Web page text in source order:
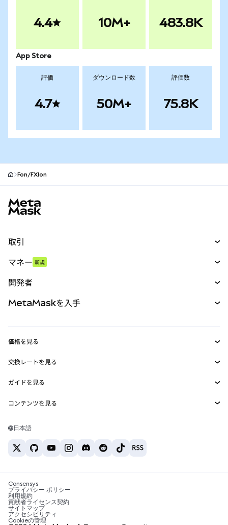
4.4 10M+ 483.8K
App Store
評価
4.7
ダウンロード数
50M+
評価数
75.8K
Fon/FXIon
取引
パーペチュアル
RWA
マネー 新規
開発者
MetaMask Connect
Snaps
Web3サービス
MetaMaskを入手
セキュリティ
サポート
キャリア
お問い合わせ
価格を見る
イーサリアムの価格
Solanaの価格
Tetherの価格
交換レートを見る
ETH→USD
USDT→INR
BTC→INR
ETH→USDT
ガイドを見る
ETHの購入
USDTの購入
SHIBの購入
BNBの購入
コンテンツを見る
Solanaウォレット
税制関連ニュース
暗号資産の購入方法は？
ビットコインを売るには？
日本語
Consensys
プライバシー ポリシー
利用規約
貢献者ライセンス契約
サイトマップ
アクセシビリティ
Cookieの管理